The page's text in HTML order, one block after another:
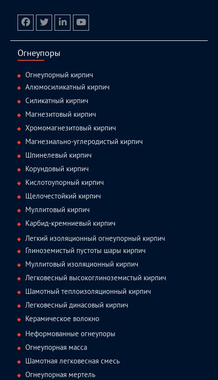
Огнеупоры
Огнеупорный кирпич
Алюмосиликатный кирпич
Силикатный кирпич
Магнезитовый кирпич
Хромомагнезитовый кирпич
Магнезиально-углеродистый кирпич
Шпинелевый кирпич
Корундовый кирпич
Кислотоупорный кирпич
Щелочестойкий кирпич
Муллитовый кирпич
Карбид-кремниевый кирпич
Легкий изоляционный огнеупорный кирпич
Глиноземистый пустоты шары кирпич
Муллитовый изоляционный кирпич
Легковесный высокоглиноземистый кирпич
Шамотный теплоизоляционный кирпич
Легковесный динасовый кирпич
Керамическое волокно
Неформованные огнеупоры
Огнеупорная масса
Шамотная легковесная смесь
Огнеупорная мертель